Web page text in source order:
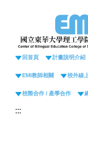
回首頁 計畫說明介紹
EMI教師相關 校外線
校際合作 / 產學合作
:::